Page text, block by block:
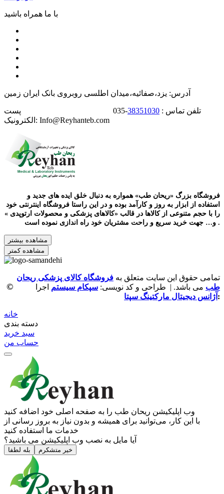
با ما همراه باشید
آدرس: یزد،صفائیه،میدان اطلسی روبروی بانک ایران زمین
تلفن تماس : 38351030
-035 پست
الکترونیک: Info@Reyhanteb.com
استفاده از ابزار به روز و کارآمد بوده و در این راستا فروشگاه اینترنتی خود
را با حجم متنوعی از کالاها در قالب «کالاهای پزشکی و محصولات ارتوپدی »
و… جهت خرید سریع و راحت مشتریان خود راه اندازی نموده است .
مشاهده بیشتر
مشاهده کمتر
©
تمامی حقوق این سایت متعلق به فروشگاه کالای پزشکی ریحان
طب می باشد. | طراحی و کد نویسی: سپکام سیستم اجرا
: آژانس دیجیتال مارکتینگ سپتا
خانه
دسته بندی
سبد خرید
حساب من
وب ‌اپلیکیشن ریحان طب را به صفحه اصلی خود اضافه کنید
با این کار، می‌توانید برای همیشه و بدون نیاز به بروز ‌رسانی از
خدمات ما استفاده کنید
آیا مایل به نصب وب اپلیکیشن می باشید؟
بله لطفا خیر متشکرم